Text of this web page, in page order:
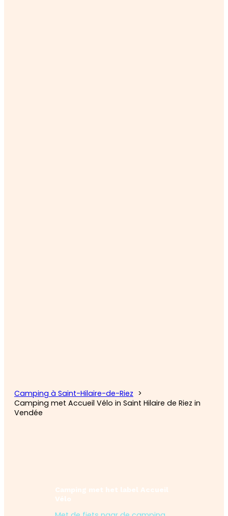
Camping à Saint-Hilaire-de-Riez
Camping met Accueil Vélo in Saint Hilaire de Riez in
Vendée
Camping met het label Accueil
Vélo